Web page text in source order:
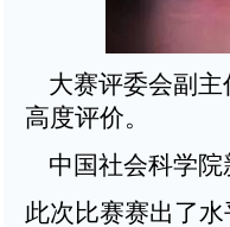
大赛评委会副主
高度评价。
中国社会科学院
此次比赛赛出了